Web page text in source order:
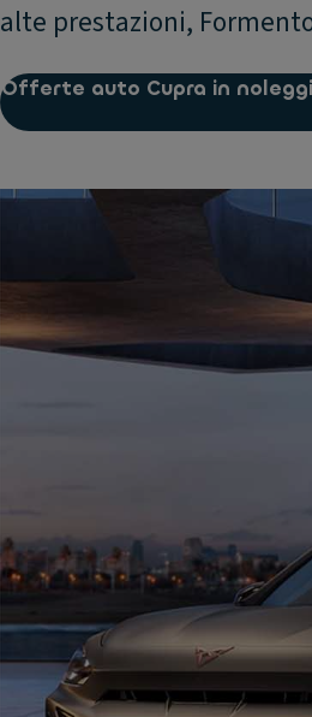
alte prestazioni,
Offerte auto Cupra in